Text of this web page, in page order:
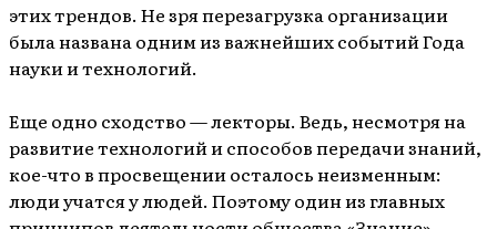
этих трендов. Не зря перезагрузка организации
была названа одним из важнейших событий Года
науки и технологий.
Еще одно сходство — лекторы. Ведь, несмотря на
развитие технологий и способов передачи знаний,
кое-что в просвещении осталось неизменным:
люди учатся у людей. Поэтому один из главных